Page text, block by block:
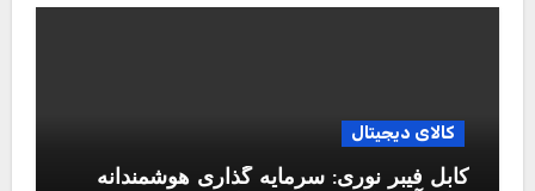
کالای دیجیتال
کابل فیبر نوری: سرمایه گذاری هوشمندانه